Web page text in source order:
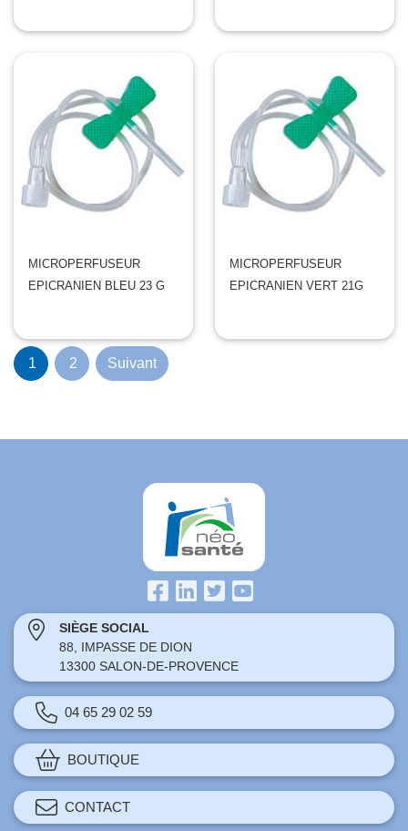
MICROPERFUSEUR
EPICRANIEN BLEU 23 G
MICROPERFUSEUR
EPICRANIEN VERT 21G
1 (current)
2 Suivant
SIÈGE SOCIAL
88, IMPASSE DE DION
13300 SALON-DE-PROVENCE
04 65 29 02 59
BOUTIQUE
CONTACT